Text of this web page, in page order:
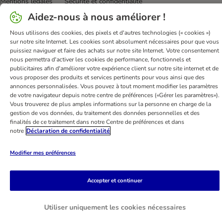
Dispositions sur l’élimination des déchets
Frais et délai de livraison
Modes de paiement
Renoncer au contrat ici
Programme de fidélité
Application mobile
Programme d'affiliation
Déclaration d'accessibilité
bitiba GmbH2026
Aidez-nous à nous améliorer !
Nous utilisons des cookies, des pixels et d'autres technologies (« cookies »)
sur notre site Internet. Les cookies sont absolument nécessaires pour que vous
puissiez naviguer et faire des achats sur notre site Internet. Votre consentement
nous permettra d'activer les cookies de performance, fonctionnels et
publicitaires afin d'améliorer votre expérience client sur notre site internet et de
vous proposer des produits et services pertinents pour vous ainsi que des
annonces personnalisées. Vous pouvez à tout moment modifier les paramètres
de votre navigateur depuis notre centre de préférences («Gérer les paramètres»).
Vous trouverez de plus amples informations sur la personne en charge de la
gestion de vos données, du traitement des données personnelles et des
finalités de ce traitement dans notre Centre de préférences et dans
notre Déclaration de confidentialité
Modifier mes préférences
Utiliser uniquement les cookies nécessaires
Accepter et continuer